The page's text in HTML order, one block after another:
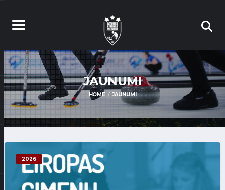
JAUNUMI
HOME JAUNUMI
2026